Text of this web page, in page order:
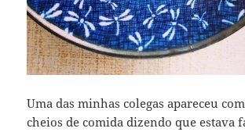
Uma das minhas colegas apareceu
cheios de comida dizendo que estava